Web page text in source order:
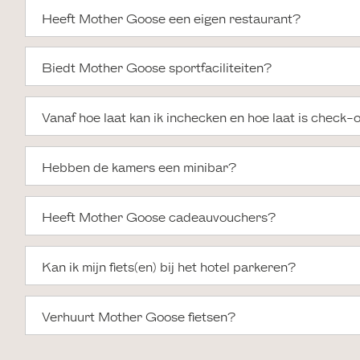
Heeft Mother Goose een eigen restaurant?
Biedt Mother Goose sportfaciliteiten?
Vanaf hoe laat kan ik inchecken en hoe laat is check-
Hebben de kamers een minibar?
Heeft Mother Goose cadeauvouchers?
Kan ik mijn fiets(en) bij het hotel parkeren?
Verhuurt Mother Goose fietsen?